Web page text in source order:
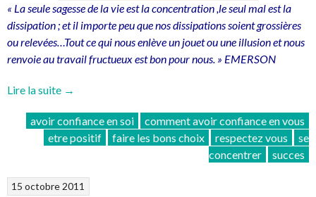
« La seule sagesse de la vie est la concentration ,le seul mal est la
dissipation ; et il importe peu que nos dissipations soient grossières
ou relevées…Tout ce qui nous enlève un jouet ou une illusion et nous
renvoie au travail fructueux est bon pour nous. » EMERSON
Lire la suite
« Comment
votre
énergie »
→
avoir confiance en soi
comment avoir confiance en vous
etre positif
faire les bons choix respectez vous
se
concentrer
succes
15 octobre 2011